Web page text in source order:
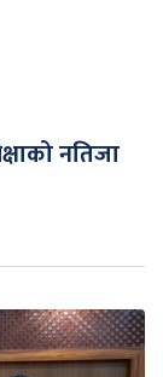
नतिजा